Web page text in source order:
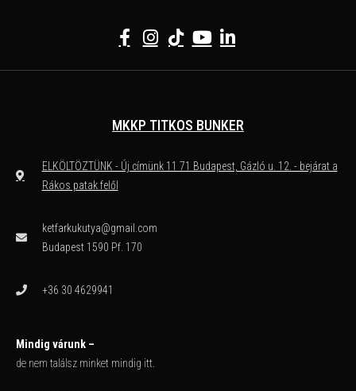
MKKP TITKOS BUNKER
ELKÖLTÖZTÜNK - Új címünk 11 71 Budapest, Gázló u. 12. - bejárat a
Rákos patak felől
ketfarkukutya@gmail.com
Budapest 1590 Pf. 170
+36 30 4629941
Mindig várunk –
de nem találsz minket mindig itt.